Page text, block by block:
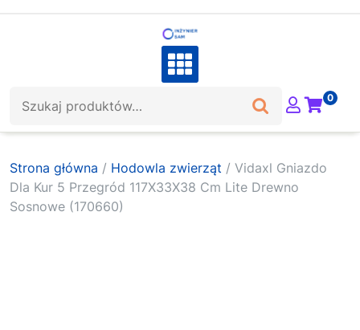
0
Strona główna / Hodowla zwierząt / Vidaxl Gniazdo
Dla Kur 5 Przegród 117X33X38 Cm Lite Drewno
Sosnowe (170660)